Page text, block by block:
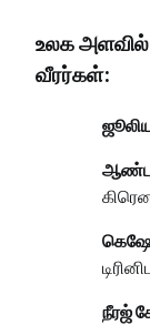
உலக அளவில்
வீரர்கள்:
நீரஜ்